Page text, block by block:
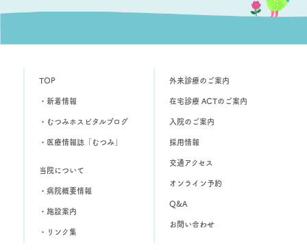
TOP
・新着情報
・むつみホスピタルブログ
・医療情報誌「むつみ」
当院について
・病院概要情報
・施設案内
・リンク集
外来診療のご案内
在宅診療 ACTのご案内
入院のご案内
採用情報
交通アクセス
オンライン予約
Q&A
お問い合わせ